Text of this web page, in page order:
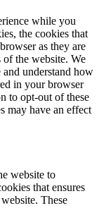
while you
the cookies that
as they are
the website. We
understand how
in your browser
to opt-out of these
may have an effect
website to
that ensures
These